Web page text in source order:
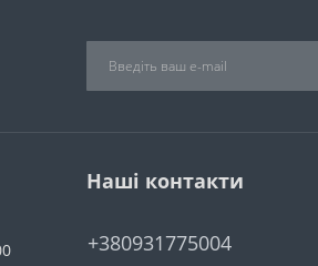
Наші контакти
+380931775004